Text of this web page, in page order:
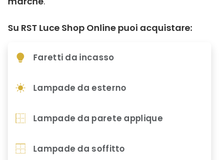
Su RST Luce Shop Online puoi acquistare:
Faretti da incasso
Lampade da esterno
Lampade da parete applique
Lampade da soffitto